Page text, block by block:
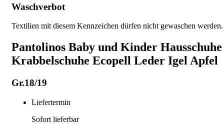
Waschverbot
Textilien mit diesem Kennzeichen dürfen nicht gewaschen werden.
Pantolinos Baby und Kinder Hausschuhe
Krabbelschuhe Ecopell Leder Igel Apfel
Gr.18/19
Liefertermin
Sofort lieferbar